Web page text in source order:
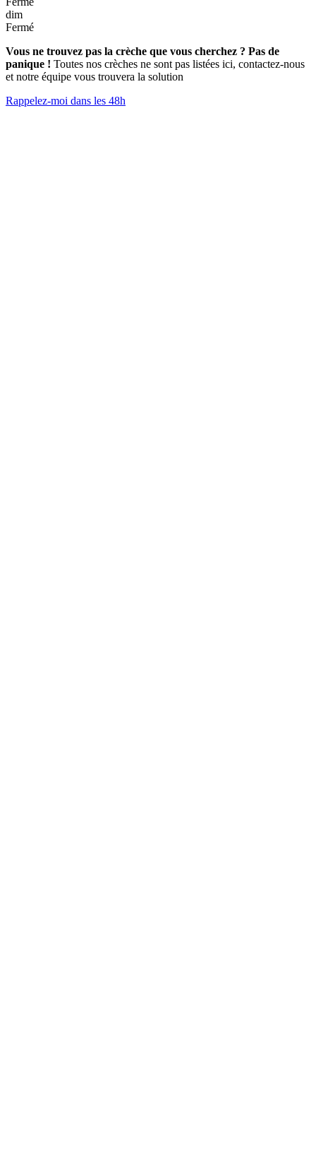
dim
Fermé
Vous ne trouvez pas la crèche que vous cherchez ? Pas de
panique ! Toutes nos crèches ne sont pas listées ici, contactez-nous
et notre équipe vous trouvera la solution
Rappelez-moi dans les 48h